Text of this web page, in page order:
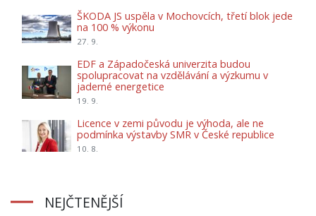
ŠKODA JS uspěla v Mochovcích, třetí blok jede
na 100 % výkonu
27. 9.
EDF a Západočeská univerzita budou
spolupracovat na vzdělávání a výzkumu v
jaderné energetice
19. 9.
Licence v zemi původu je výhoda, ale ne
podmínka výstavby SMR v České republice
10. 8.
NEJČTENĚJŠÍ